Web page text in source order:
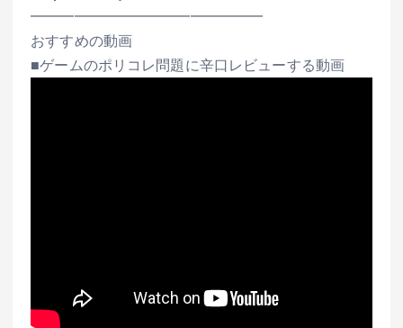
━━━━━━━━━━━━━━━━
おすすめの動画
■ゲームのポリコレ問題に辛口レビューする動画